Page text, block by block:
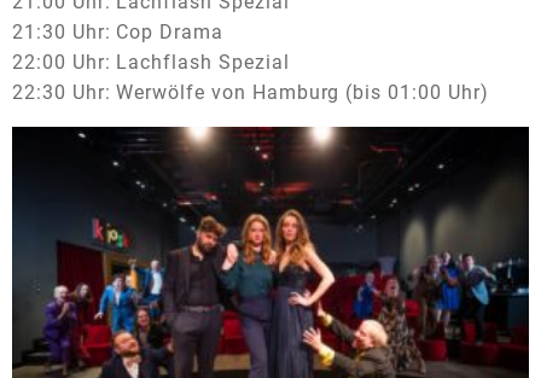
21:30 Uhr: Cop Drama
22:00 Uhr: Lachflash Spezial
22:30 Uhr: Werwölfe von Hamburg (bis 01:00 Uhr)